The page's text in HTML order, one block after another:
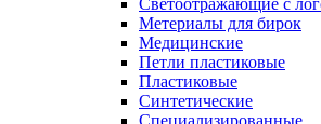
Метериалы для бирок
Медицинские
Петли пластиковые
Пластиковые
Синтетические
Специализированные